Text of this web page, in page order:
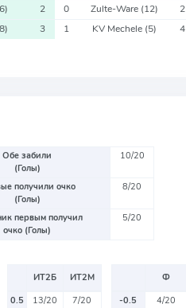
2 0 Zulte-Ware (12) 2
3 1 KV Mechele (5) 4
Обе забили
(Голы)
10/20
получили очко
(Голы)
8/20
первым получил
очко (Голы)
5/20
ИТ2Б
ИТ2М
0.5
13/20
7/20
Ф
-0.5
4/20